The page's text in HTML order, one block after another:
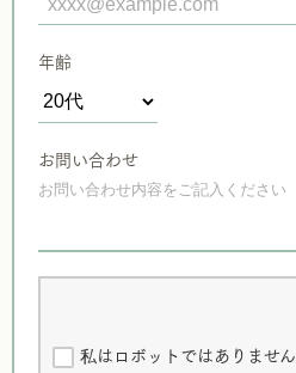
年齢
お問い合わせ
私はロボットではありません